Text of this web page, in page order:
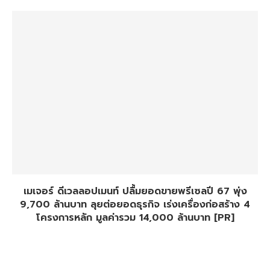
เมเจอร์ ดีเวลลอปเมนท์ ปลื้มยอดขายพรีเซลปี 67 พุ่ง
9,700 ล้านบาท ลุยต่อยอดธุรกิจ เร่งเครื่องก่อสร้าง 4
โครงการหลัก มูลค่ารวม 14,000 ล้านบาท [PR]